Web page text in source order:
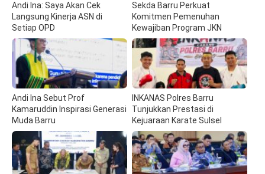
Andi Ina: Saya Akan Cek
Langsung Kinerja ASN di
Setiap OPD
Sekda Barru Perkuat
Komitmen Pemenuhan
Kewajiban Program JKN
Andi Ina Sebut Prof
Kamaruddin Inspirasi Generasi
Muda Barru
INKANAS Polres Barru
Tunjukkan Prestasi di
Kejuaraan Karate Sulsel